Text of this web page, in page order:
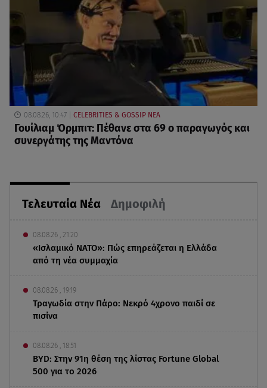
Τελευταία Νέα Δημοφιλή
08.08.26 , 21:20
«Ισλαμικό ΝΑΤΟ»: Πώς επηρεάζεται η Ελλάδα
από τη νέα συμμαχία
08.08.26 , 19:19
Τραγωδία στην Πάρο: Νεκρό 4χρονο παιδί σε
πισίνα
08.08.26 , 18:51
BYD: Στην 91η θέση της λίστας Fortune Global
500 για το 2026
08.08.26, 10:47 CELEBRITIES & GOSSIP ΝΕΑ
Γουίλιαμ Όρμπιτ: Πέθανε στα 69 ο παραγωγός και
συνεργάτης της Μαντόνα